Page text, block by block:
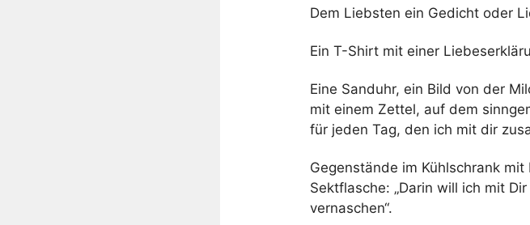
Dem Liebsten ein Gedicht oder
Ein T-Shirt mit einer
Eine Sanduhr, ein Bild von der
mit einem Zettel, auf dem
für jeden Tag, den ich mit dir
Gegenstände im Kühlschrank
Sektflasche: „Darin will ich mit
vernaschen“.